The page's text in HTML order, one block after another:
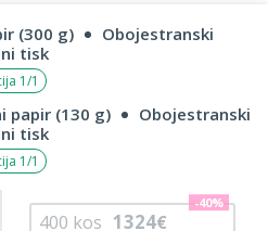
(300 g)
Obojestranski
tisk
1/1
papir (130 g)
Obojestranski
tisk
1/1
400 kos 1324€
-40%